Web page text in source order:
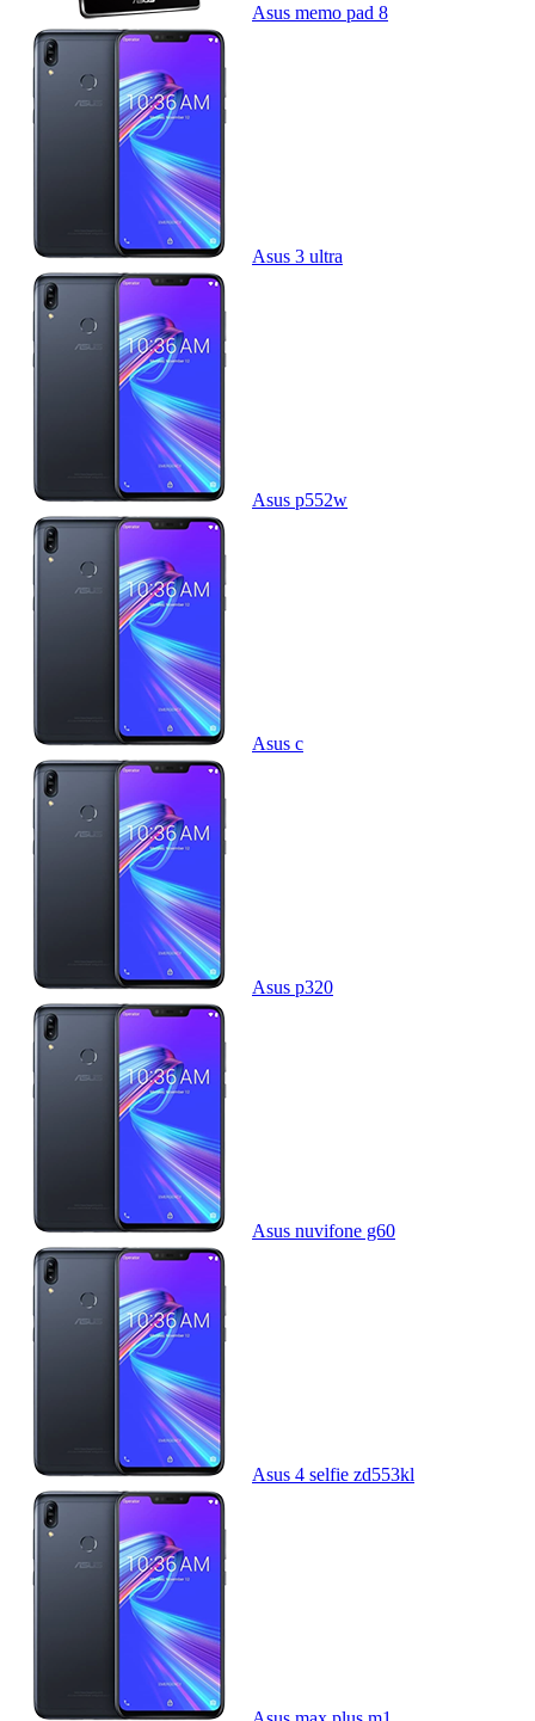
Asus memo pad 8
Asus 3 ultra
Asus p552w
Asus c
Asus p320
Asus nuvifone g60
Asus 4 selfie zd553kl